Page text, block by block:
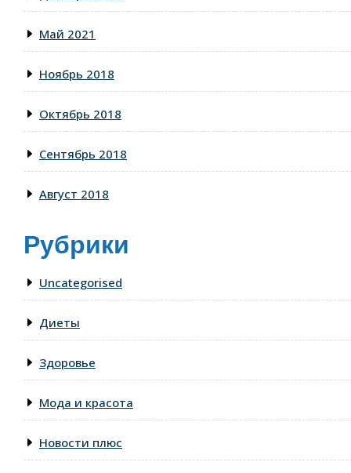
Май 2021
Ноябрь 2018
Октябрь 2018
Сентябрь 2018
Август 2018
Рубрики
Uncategorised
Диеты
Здоровье
Мода и красота
Новости плюс